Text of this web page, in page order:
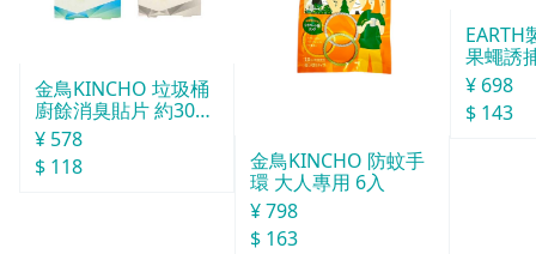
金鳥KINCHO 垃圾桶
廚餘消臭貼片 約30天
分
¥ 578
$ 118
金鳥KINCHO 防蚊手
環 大人專用 6入
¥ 798
$ 163
EARTH
果蠅誘
¥ 698
$ 143